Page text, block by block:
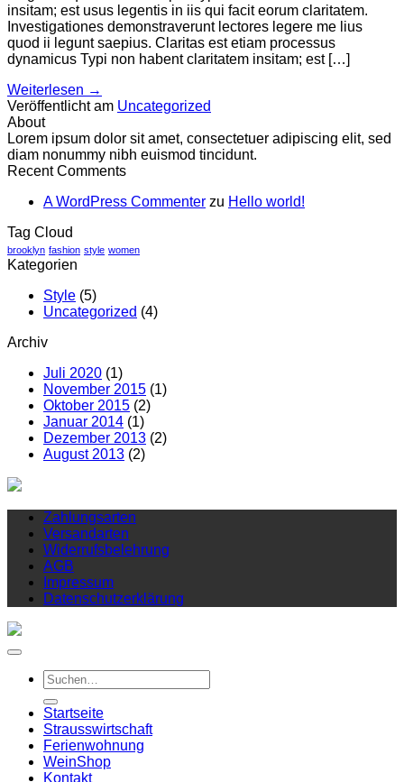
insitam; est usus legentis in iis qui facit eorum claritatem.
Investigationes demonstraverunt lectores legere me lius
quod ii legunt saepius. Claritas est etiam processus
dynamicus Typi non habent claritatem insitam; est […]
Weiterlesen →
Veröffentlicht am Uncategorized
About
Lorem ipsum dolor sit amet, consectetuer adipiscing elit, sed
diam nonummy nibh euismod tincidunt.
Recent Comments
A WordPress Commenter zu Hello world!
Tag Cloud
brooklyn fashion style women
Kategorien
Style (5)
Uncategorized (4)
Archiv
Juli 2020 (1)
November 2015 (1)
Oktober 2015 (2)
Januar 2014 (1)
Dezember 2013 (2)
August 2013 (2)
Zahlungsarten
Versandarten
Widerrufsbelehrung
AGB
Impressum
Datenschutzerklärung
Suchen
nach:
Startseite
Strausswirtschaft
Ferienwohnung
WeinShop
Kontakt